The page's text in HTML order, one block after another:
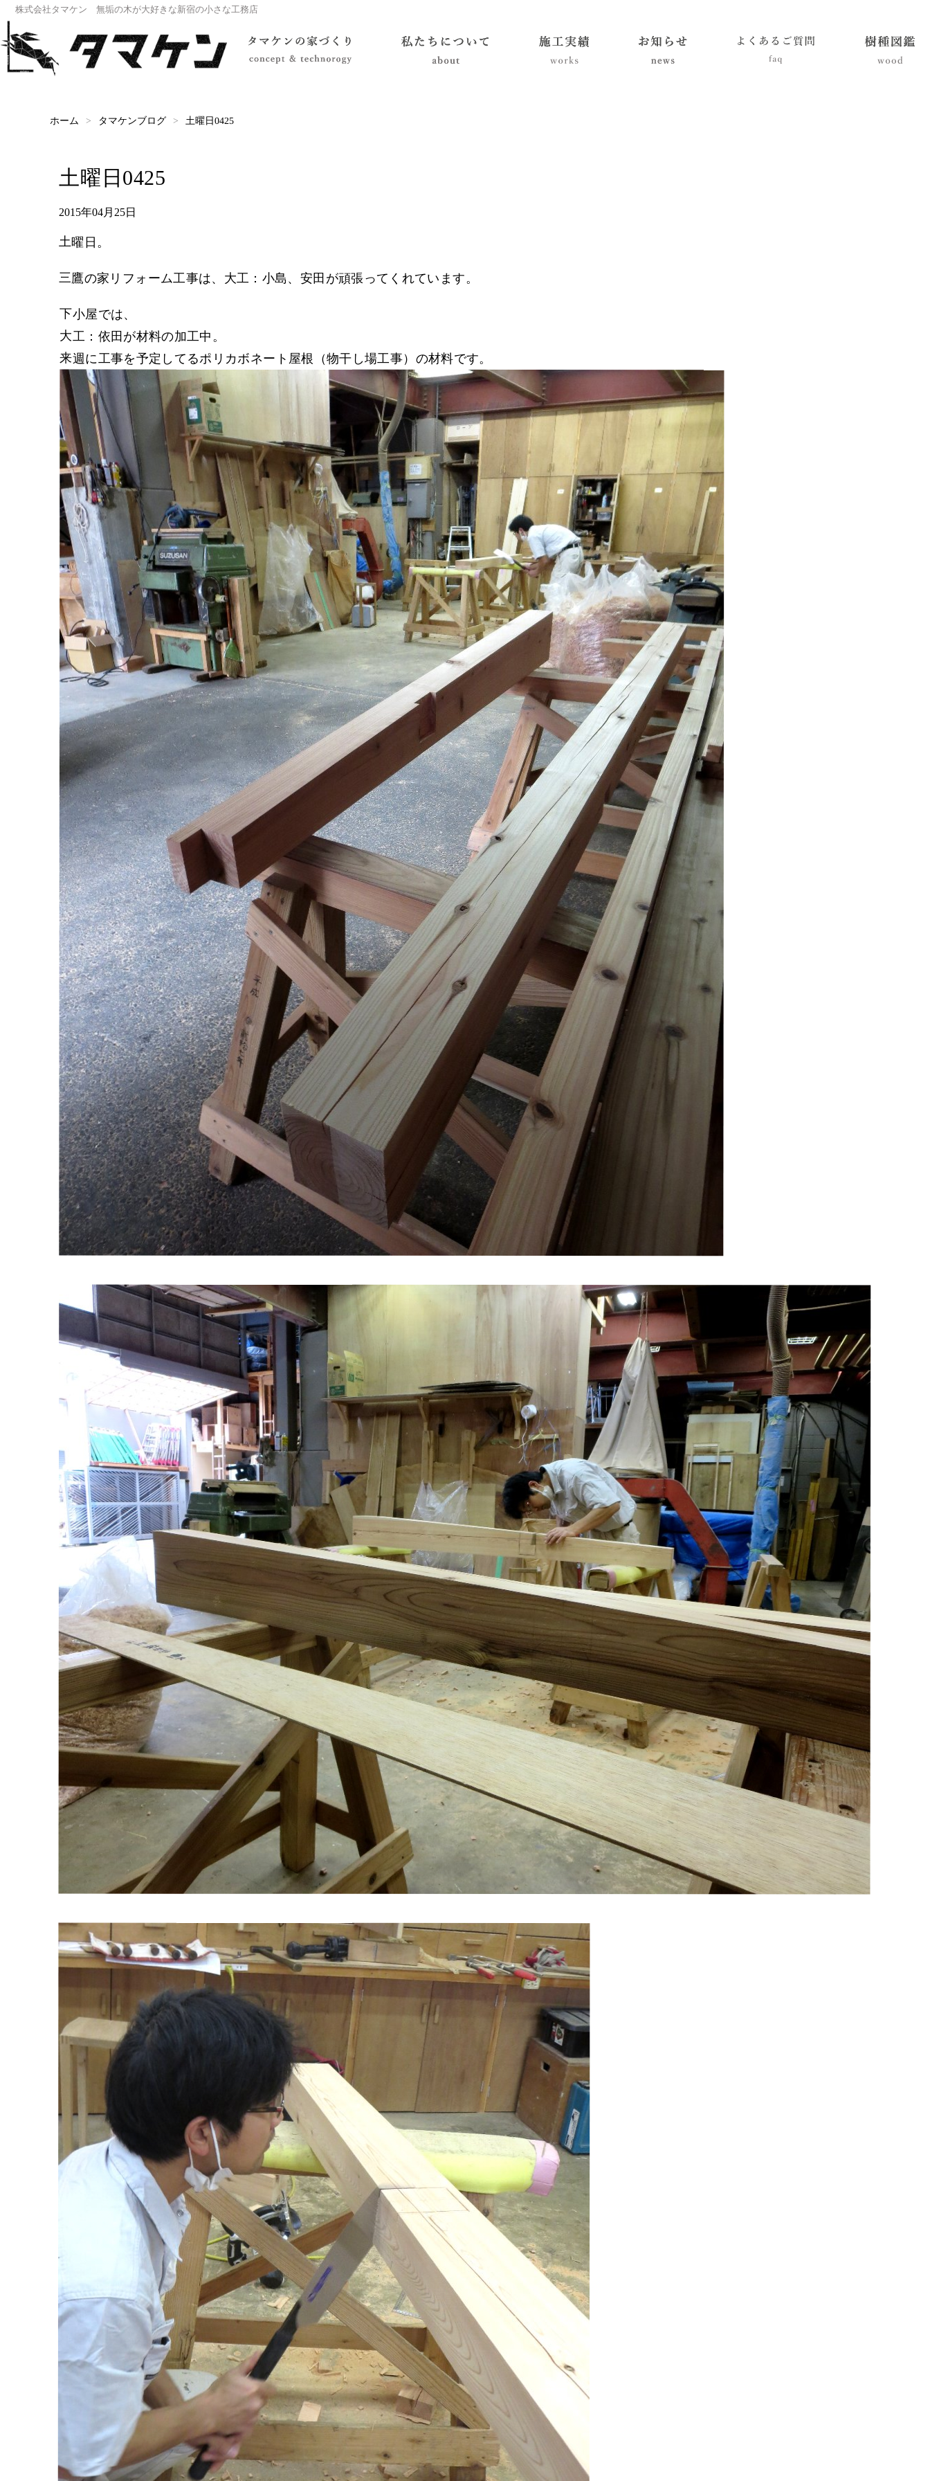
株式会社タマケン 無垢の木が大好きな新宿の小さな工務店
ホーム タマケンブログ 土曜日0425
土曜日0425
2015年04月25日
土曜日。
三鷹の家リフォーム工事は、大工：小島、安田が頑張ってくれています。
下小屋では、
大工：依田が材料の加工中。
来週に工事を予定してるポリカボネート屋根（物干し場工事）の材料です。